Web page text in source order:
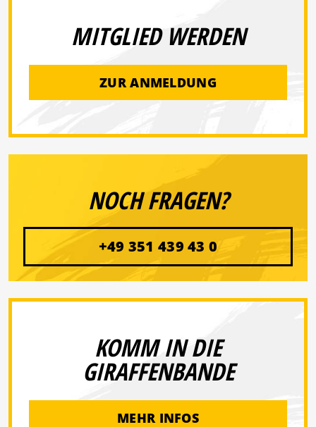
MITGLIED WERDEN
ZUR ANMELDUNG
NOCH FRAGEN?
+49 351 439 43 0
KOMM IN DIE
GIRAFFENBANDE
MEHR INFOS